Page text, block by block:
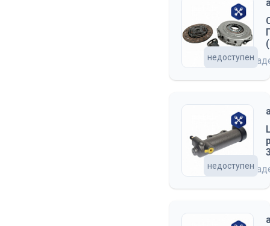
на
недоступен
на
недоступен